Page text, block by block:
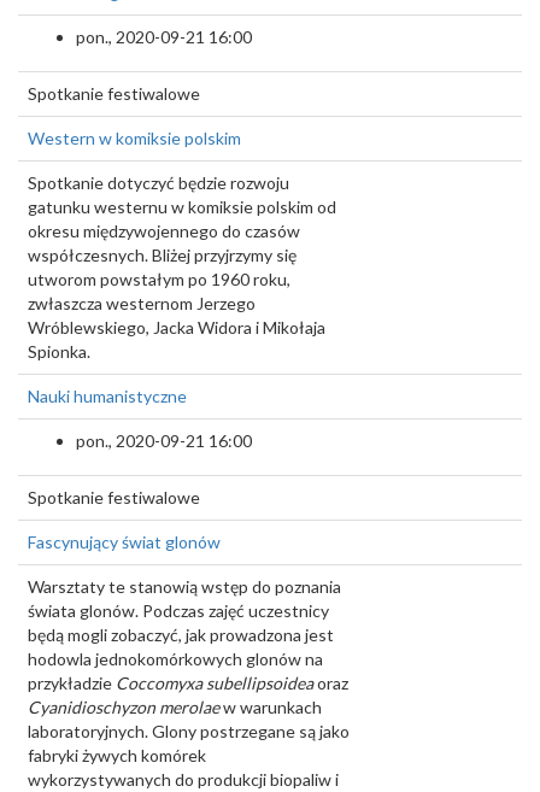
pon., 2020-09-21 16:00
Spotkanie festiwalowe
Western w komiksie polskim
Spotkanie dotyczyć będzie rozwoju
gatunku westernu w komiksie polskim od
okresu międzywojennego do czasów
współczesnych. Bliżej przyjrzymy się
utworom powstałym po 1960 roku,
zwłaszcza westernom Jerzego
Wróblewskiego, Jacka Widora i Mikołaja
Spionka.
Nauki humanistyczne
pon., 2020-09-21 16:00
Spotkanie festiwalowe
Fascynujący świat glonów
Warsztaty te stanowią wstęp do poznania
świata glonów. Podczas zajęć uczestnicy
będą mogli zobaczyć, jak prowadzona jest
hodowla jednokomórkowych glonów na
przykładzie Coccomyxa subellipsoideaoraz
Cyanidioschyzon merolaew warunkach
laboratoryjnych. Glony postrzegane są jako
fabryki żywych komórek
wykorzystywanych do produkcji biopaliw i